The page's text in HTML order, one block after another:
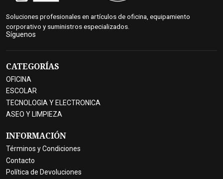
Soluciones profesionales en artículos de oficina, equipamiento
corporativo y suministros especializados.
Síguenos
CATEGORÍAS
OFICINA
ESCOLAR
TECNOLOGIA Y ELECTRONICA
ASEO Y LIMPIEZA
INFORMACIÓN
Términos y Condiciones
Contacto
Política de Devoluciones